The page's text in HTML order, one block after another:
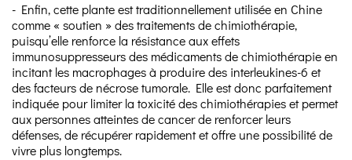
- Enfin, cette plante est traditionnellement utilisée en Chine
comme « soutien » des traitements de chimiothérapie,
puisqu’elle renforce la résistance aux effets
immunosuppresseurs des médicaments de chimiothérapie en
incitant les macrophages à produire des interleukines-6 et
des facteurs de nécrose tumorale. Elle est donc parfaitement
indiquée pour limiter la toxicité des chimiothérapies et permet
aux personnes atteintes de cancer de renforcer leurs
défenses, de récupérer rapidement et offre une possibilité de
vivre plus longtemps.